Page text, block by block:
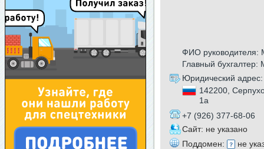
ФИО руководителя:
Главный
Юридический адрес:
142200,
1а
+7 (926) 377-68-06
Сайт: не указано
Поддомен:
не